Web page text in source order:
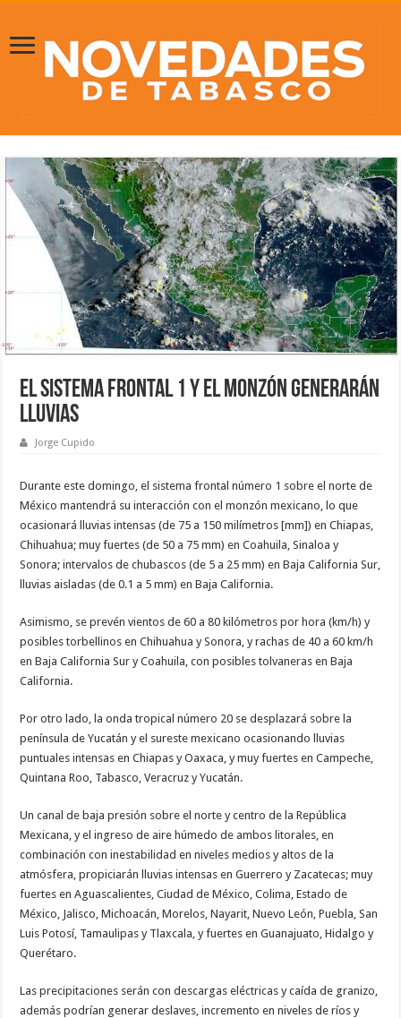
El sistema frontal 1 y el monzón generarán
lluvias
Jorge Cupido
Durante este domingo, el sistema frontal número 1 sobre el norte de
México mantendrá su interacción con el monzón mexicano, lo que
ocasionará lluvias intensas (de 75 a 150 milímetros [mm]) en Chiapas,
Chihuahua; muy fuertes (de 50 a 75 mm) en Coahuila, Sinaloa y
Sonora; intervalos de chubascos (de 5 a 25 mm) en Baja California Sur,
lluvias aisladas (de 0.1 a 5 mm) en Baja California.
Asimismo, se prevén vientos de 60 a 80 kilómetros por hora (km/h) y
posibles torbellinos en Chihuahua y Sonora, y rachas de 40 a 60 km/h
en Baja California Sur y Coahuila, con posibles tolvaneras en Baja
California.
Por otro lado, la onda tropical número 20 se desplazará sobre la
península de Yucatán y el sureste mexicano ocasionando lluvias
puntuales intensas en Chiapas y Oaxaca, y muy fuertes en Campeche,
Quintana Roo, Tabasco, Veracruz y Yucatán.
Un canal de baja presión sobre el norte y centro de la República
Mexicana, y el ingreso de aire húmedo de ambos litorales, en
combinación con inestabilidad en niveles medios y altos de la
atmósfera, propiciarán lluvias intensas en Guerrero y Zacatecas; muy
fuertes en Aguascalientes, Ciudad de México, Colima, Estado de
México, Jalisco, Michoacán, Morelos, Nayarit, Nuevo León, Puebla, San
Luis Potosí, Tamaulipas y Tlaxcala, y fuertes en Guanajuato, Hidalgo y
Querétaro.
Las precipitaciones serán con descargas eléctricas y caída de granizo,
además podrían generar deslaves, incremento en niveles de ríos y